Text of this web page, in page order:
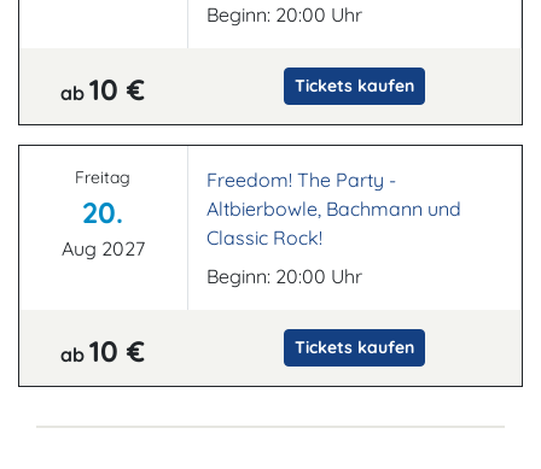
Beginn: 20:00 Uhr
ab10 € Tickets kaufen
Freitag
20.
Aug 2027
Freedom! The Party -
Altbierbowle, Bachmann und
Classic Rock!
Beginn: 20:00 Uhr
ab10 € Tickets kaufen